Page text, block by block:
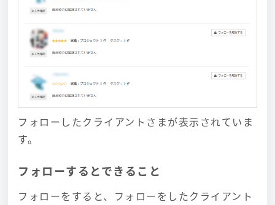
フォローしたクライアントさまが表示されていま
す。
フォローするとできること
フォローをすると、フォローをしたクライアント